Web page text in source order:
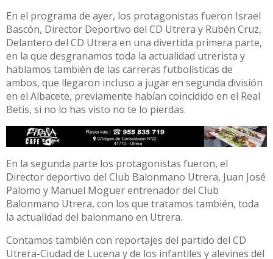
En el programa de ayer, los protagonistas fueron Israel
Bascón, Director Deportivo del CD Utrera y Rubén Cruz,
Delantero del CD Utrera en una divertida primera parte,
en la que desgranamos toda la actualidad utrerista y
hablamos también de las carreras futbolísticas de
ambos, que llegaron incluso a jugar en segunda división
en el Albacete, previamente habían coincidido en el Real
Betis, si no lo has visto no te lo pierdas.
En la segunda parte los protagonistas fueron, el
Director deportivo del Club Balonmano Utrera, Juan José
Palomo y Manuel Moguer entrenador del Club
Balonmano Utrera, con los que tratamos también, toda
la actualidad del balonmano en Utrera.
Contamos también con reportajes del partido del CD
Utrera-Ciudad de Lucena y de los infantiles y alevines del